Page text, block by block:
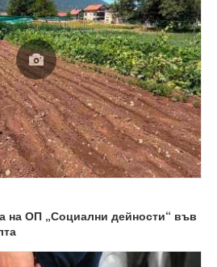
на ОП „Социални дейности“ във